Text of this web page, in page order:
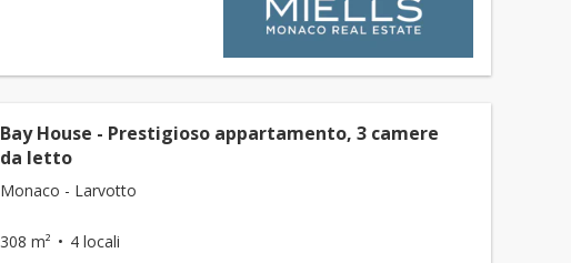
Bay House - Prestigioso appartamento, 3 camere
da letto
Monaco - Larvotto
308 m² 4 locali